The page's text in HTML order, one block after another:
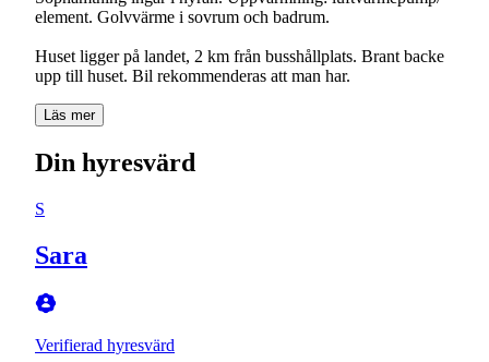
element. Golvvärme i sovrum och badrum.
Huset ligger på landet, 2 km från busshållplats. Brant backe
Läs mer
Din hyresvärd
S
Sara
Verifierad hyresvärd